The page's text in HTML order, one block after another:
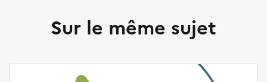
Sur le même sujet